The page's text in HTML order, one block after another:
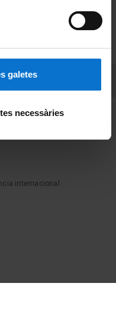
galetes
necessàries
Privadesa i termes
Sobre UBtv
la
internacional